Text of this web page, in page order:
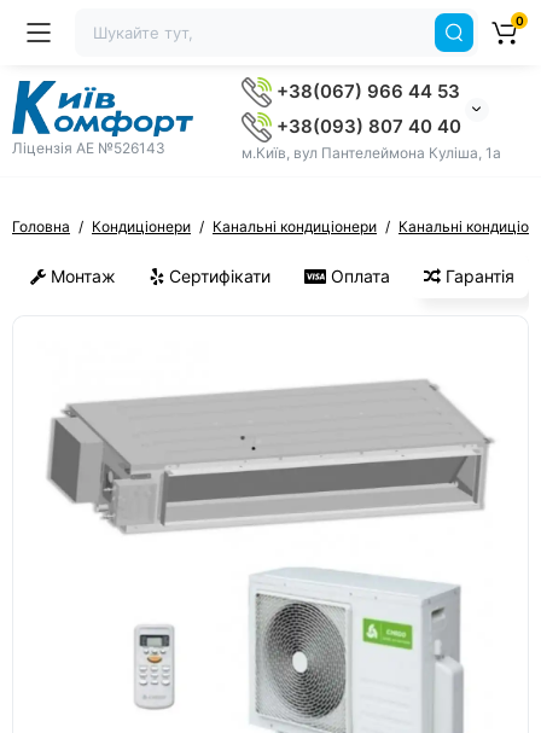
Ліцензія AE №526143
+38(067) 966 44 53
+38(093) 807 40 40
м.Київ, вул Пантелеймона Куліша, 1а
0
Головна Кондиціонери Канальні кондиціонери Канальні
Монтаж Сертифікати Оплата Гарантія